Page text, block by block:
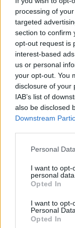
processing of
targeted
section to confirm
opt-out request is
interest-based
us or personal
your opt-out. You
disclosure of your
IAB’s list of
also be disclosed
Downstream
Personal
I want to opt-
personal data.
Opted In
I want to opt-
Personal Data.
Opted In
PIÙ INFORMAZIONI
lavori pubblici